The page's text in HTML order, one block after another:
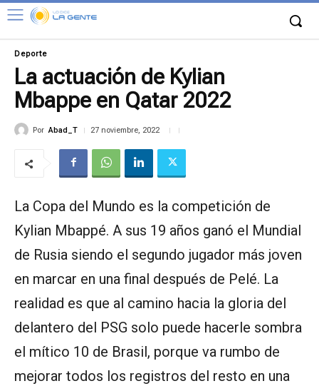
Deporte
La actuación de Kylian
Mbappe en Qatar 2022
Por Abad_T 27 noviembre, 2022
La Copa del Mundo es la competición de
Kylian Mbappé. A sus 19 años ganó el Mundial
de Rusia siendo el segundo jugador más joven
en marcar en una final después de Pelé. La
realidad es que al camino hacia la gloria del
delantero del PSG solo puede hacerle sombra
el mítico 10 de Brasil, porque va rumbo de
mejorar todos los registros del resto en una